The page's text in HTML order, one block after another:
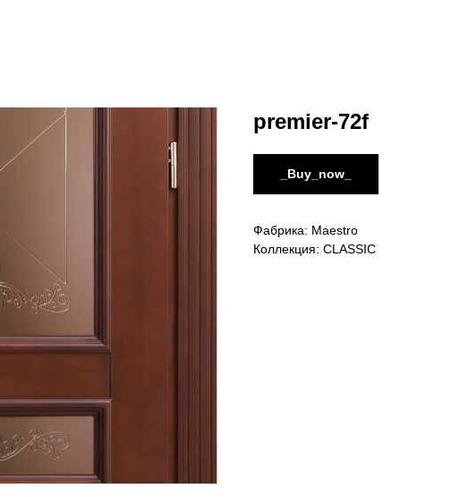
premier-72f
_Buy_now_
Фабрика: Maestro
Коллекция: CLASSIC